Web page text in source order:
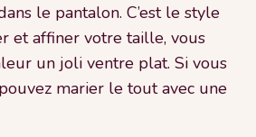
le pantalon. C’est le style
et affiner votre taille, vous
un joli ventre plat. Si vous
marier le tout avec une